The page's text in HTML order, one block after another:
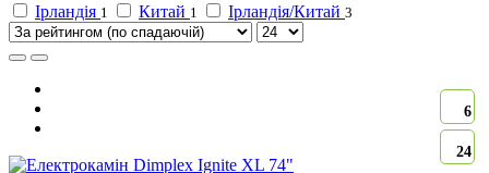
Ірландія 1 Китай 1 Ірландія/Китай 3
6
24